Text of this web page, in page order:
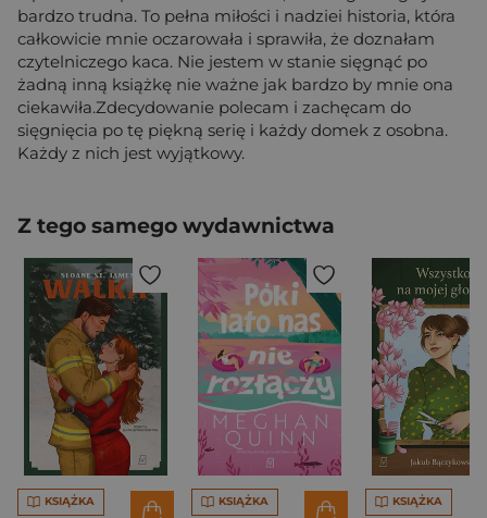
bardzo trudna. To pełna miłości i nadziei historia, która
całkowicie mnie oczarowała i sprawiła, że doznałam
czytelniczego kaca. Nie jestem w stanie sięgnąć po
żadną inną książkę nie ważne jak bardzo by mnie ona
ciekawiła.Zdecydowanie polecam i zachęcam do
sięgnięcia po tę piękną serię i każdy domek z osobna.
Każdy z nich jest wyjątkowy.
Z tego samego wydawnictwa
KSIĄŻKA KSIĄŻKA KSIĄŻKA